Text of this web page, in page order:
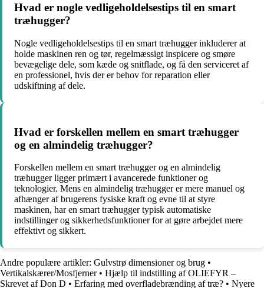
Hvad er nogle vedligeholdelsestips til en smart
træhugger?
Nogle vedligeholdelsestips til en smart træhugger inkluderer at
holde maskinen ren og tør, regelmæssigt inspicere og smøre
bevægelige dele, som kæde og snitflade, og få den serviceret af
en professionel, hvis der er behov for reparation eller
udskiftning af dele.
Hvad er forskellen mellem en smart træhugger
og en almindelig træhugger?
Forskellen mellem en smart træhugger og en almindelig
træhugger ligger primært i avancerede funktioner og
teknologier. Mens en almindelig træhugger er mere manuel og
afhænger af brugerens fysiske kraft og evne til at styre
maskinen, har en smart træhugger typisk automatiske
indstillinger og sikkerhedsfunktioner for at gøre arbejdet mere
effektivt og sikkert.
Andre populære artikler: Gulvstrø dimensioner og brug •
Vertikalskærer/Mosfjerner• Hjælp til indstilling af OLIEFYR –
Skrevet af Don D • Erfaring med overfladebrænding af træ? • Nyere